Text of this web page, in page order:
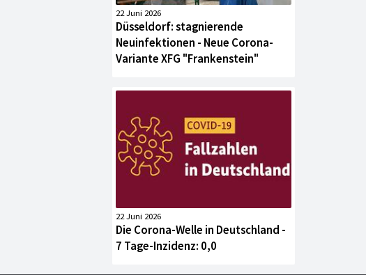
22 Juni 2026
Düsseldorf: stagnierende
Neuinfektionen - Neue Corona-
Variante XFG "Frankenstein"
22 Juni 2026
Die Corona-Welle in Deutschland -
7 Tage-Inzidenz: 0,0